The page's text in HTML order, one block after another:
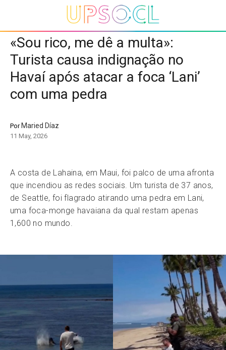
«Sou rico, me dê a multa»:
Turista causa indignação no
Havaí após atacar a foca ‘Lani’
com uma pedra
Por Maried Díaz
11 May, 2026
A costa de Lahaina, em Maui, foi palco de uma afronta
que incendiou as redes sociais. Um turista de 37 anos,
de Seattle, foi flagrado atirando uma pedra em Lani,
uma foca-monge havaiana da qual restam apenas
1,600 no mundo.